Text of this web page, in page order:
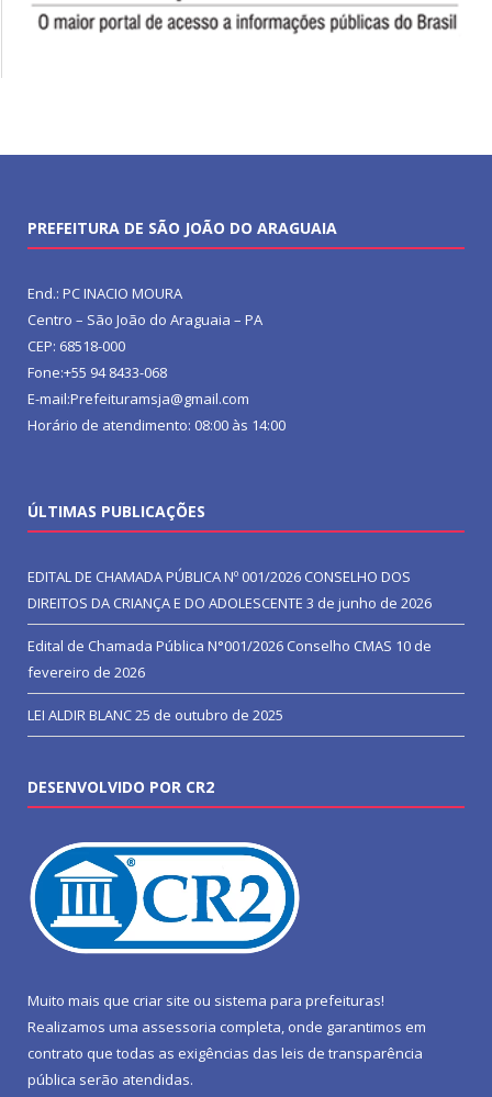
PREFEITURA DE SÃO JOÃO DO ARAGUAIA
End.: PC INACIO MOURA
Centro – São João do Araguaia – PA
CEP: 68518-000
Fone:+55 94 8433-068
E-mail:Prefeituramsja@gmail.com
Horário de atendimento: 08:00 às 14:00
ÚLTIMAS PUBLICAÇÕES
EDITAL DE CHAMADA PÚBLICA Nº 001/2026 CONSELHO DOS
DIREITOS DA CRIANÇA E DO ADOLESCENTE 3 de junho de 2026
Edital de Chamada Pública N°001/2026 Conselho CMAS 10 de
fevereiro de 2026
LEI ALDIR BLANC25 de outubro de 2025
DESENVOLVIDO POR CR2
Muito mais que criar site ou sistema para prefeituras!
Realizamos uma assessoria completa, onde garantimos em
contrato que todas as exigências das leis de transparência
pública serão atendidas.